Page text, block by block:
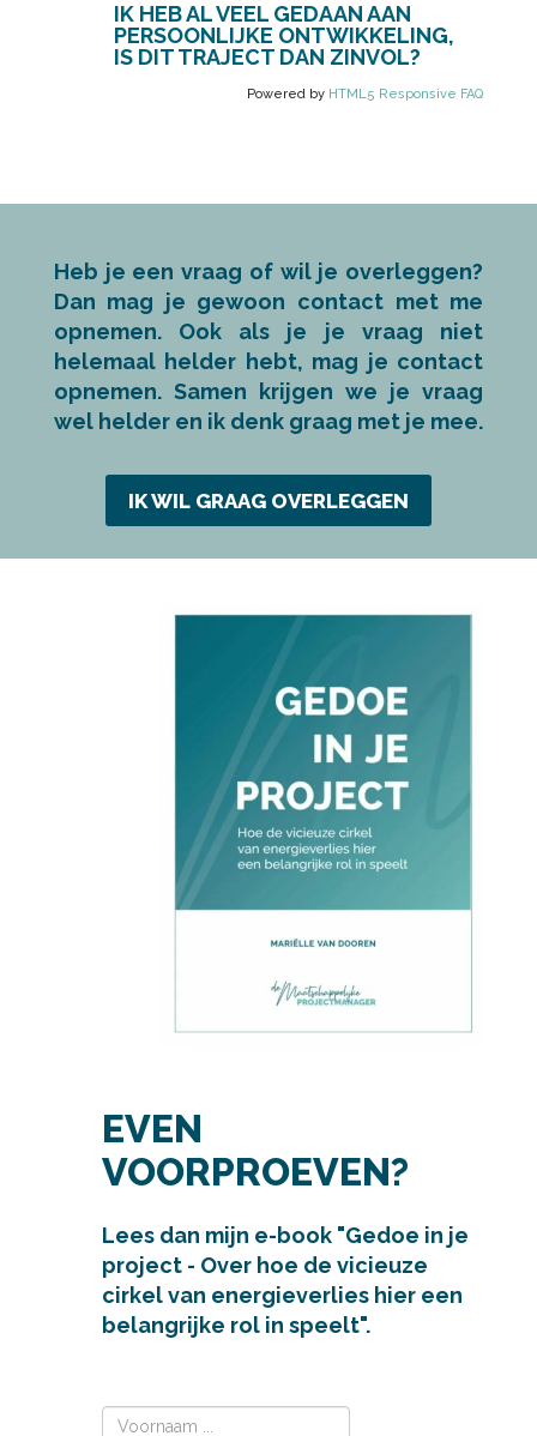
IK HEB AL VEEL GEDAAN AAN
PERSOONLIJKE ONTWIKKELING,
IS DIT TRAJECT DAN ZINVOL?
Powered by HTML5 Responsive FAQ
Heb je een vraag of wil je overleggen?
Dan mag je gewoon contact met me
opnemen. Ook als je je vraag niet
helemaal helder hebt, mag je contact
opnemen. Samen krijgen we je vraag
wel helder en ik denk graag met je mee.
IK WIL GRAAG OVERLEGGEN
EVEN
VOORPROEVEN?
Lees dan mijn e-book "Gedoe in je
project - Over hoe de vicieuze
cirkel van energieverlies hier een
belangrijke rol in speelt".
Voornaam